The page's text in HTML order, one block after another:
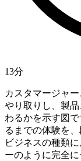
13分
カスタマージャ
やり取りし、製
わるかを示す図
るまでの体験を
ビジネスの種類
ーのように完全